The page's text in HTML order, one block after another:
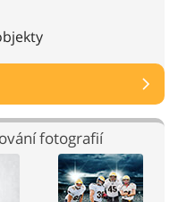
fotografií